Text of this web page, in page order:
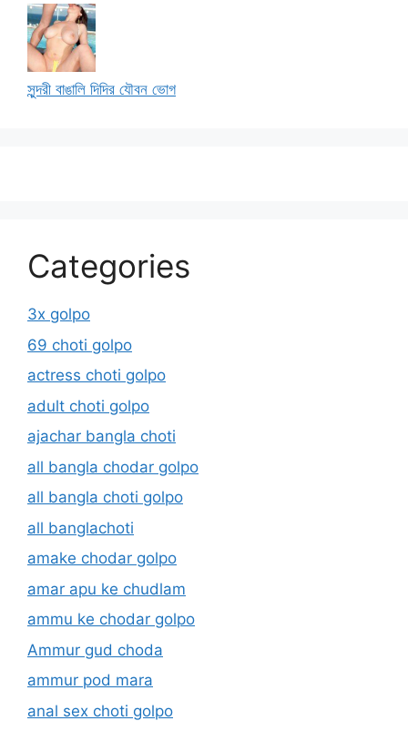
সুন্দরী বাঙালি দিদির যৌবন ভোগ
Categories
3x golpo
69 choti golpo
actress choti golpo
adult choti golpo
ajachar bangla choti
all bangla chodar golpo
all bangla choti golpo
all banglachoti
amake chodar golpo
amar apu ke chudlam
ammu ke chodar golpo
Ammur gud choda
ammur pod mara
anal sex choti golpo